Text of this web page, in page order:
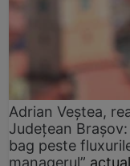
Adrian Veștea,
Județean
bag peste
managerul”